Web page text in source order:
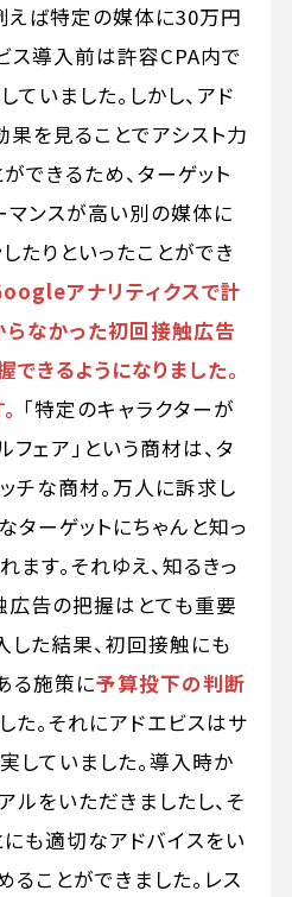
えば特定の媒体に30万円
ス導入前は許容CPA内で
ていました。しかし、アド
を見ることでアシスト力
できるため、ターゲット
マンスが高い別の媒体に
たりといったことができ
アナリティクスで計
なかった初回接触広告
できるようになりました。
「特定のキャラクターが
ェア」という商材は、タ
チな商材。万人に訴求し
ターゲットにちゃんと知っ
ます。それゆえ、知るきっ
告の把握はとても重要
した結果、初回接触にも
る施策に予算投下の判断
た。それにアドエビスはサ
していました。導入時か
ルをいただきましたし、そ
も適切なアドバイスをい
ることができました。レス